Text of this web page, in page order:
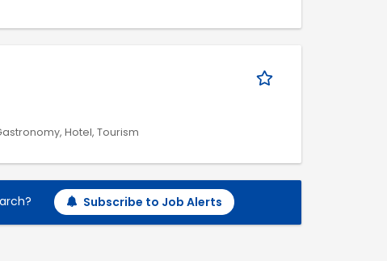
Hotel, Tourism
Subscribe to Job Alerts